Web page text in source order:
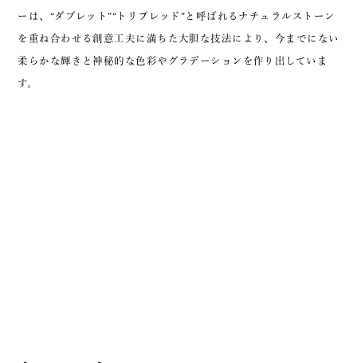
ーは、“ダブレット”“トリプレッド”と呼ばれるナチュラルストーン
を重ね合わせる創意工夫に満ちた大胆な技法により、今までにない
柔らかな輝きと神秘的な色彩やグラデーションを作り出していま
す。